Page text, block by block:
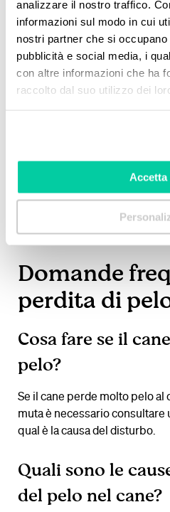
analizzare il nostro traffico.
informazioni sul modo in cui
nostri partner che si
pubblicità e social media, i
con altre informazioni che ha
raccolto dal suo utilizzo dei
antinfiammatoria possono
infezione batterica cutanea
Tra gli acidi grassi impiegati
del cane troviamo gli EPA e i
somministrati con attenzione
consigliate troviamo la
selenio.
ricrescita del pelo svolgono
che aiuta a contrastare
favorire il rinfoltimento del
Domande
perdita di
Cosa fare se il
pelo?
Se il cane perde molto pelo al
muta è necessario
qual è la causa del disturbo.
Quali sono le
del pelo nel cane?